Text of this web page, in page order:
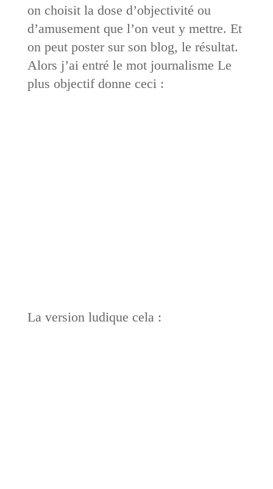
on choisit la dose d’objectivité ou
d’amusement que l’on veut y mettre. Et
on peut poster sur son blog, le résultat.
Alors j’ai entré le mot journalisme Le
plus objectif donne ceci :
La version ludique cela :